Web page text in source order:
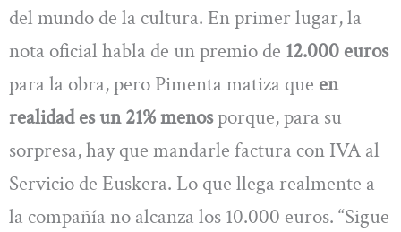
del mundo de la cultura. En primer lugar, la
nota oficial habla de un premio de 12.000 euros
para la obra, pero Pimenta matiza que en
realidad es un 21% menosporque, para su
sorpresa, hay que mandarle factura con IVA al
Servicio de Euskera. Lo que llega realmente a
la compañía no alcanza los 10.000 euros. “Sigue